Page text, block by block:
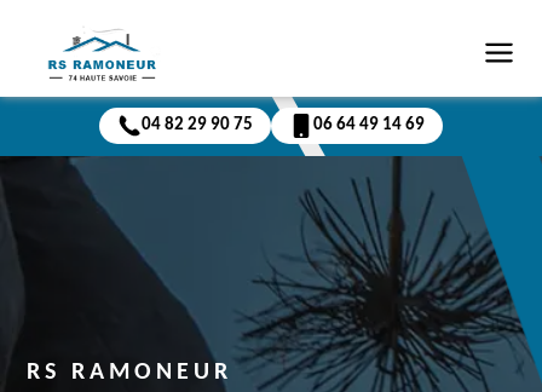
04 82 29 90 75 06 64 49 14 69
RS RAMONEUR